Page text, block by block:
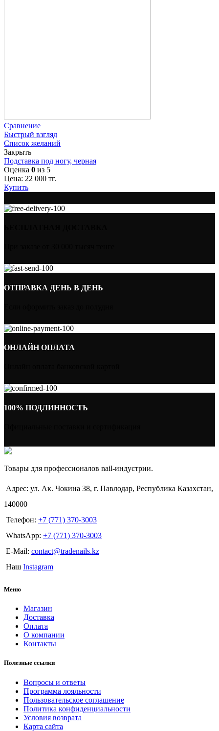
Сравнение
Быстрый взгляд
Список желаний
Закрыть
Подставка под ногу, черная
Оценка 0 из 5
Цена: 22 000 тг.
Купить
ОТПРАВКА ДЕНЬ В ДЕНЬ
ОНЛАЙН ОПЛАТА
100% ПОДЛИННОСТЬ
Товары для профессионалов nail-индустрии.
Адрес: ул. Ак. Чокина 38, г. Павлодар, Республика Казахстан,
140000
Телефон: +7 (771) 370-3003
WhatsApp: +7 (771) 370-3003
E-Mail: contact@tradenails.kz
Наш Instagram
Меню
Магазин
Доставка
Оплата
О компании
Контакты
Полезные ссылки
Вопросы и ответы
Программа лояльности
Пользовательское соглашение
Политика конфиденциальности
Условия возврата
Карта сайта